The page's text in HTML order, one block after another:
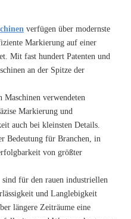
verfügen über modernste
Markierung auf einer
Mit fast hundert Patenten und
an der Spitze der
Maschinen verwendeten
Markierung und
auch bei kleinsten Details.
Bedeutung für Branchen, in
von größter
sind für den rauen industriellen
und Langlebigkeit
längere Zeiträume eine